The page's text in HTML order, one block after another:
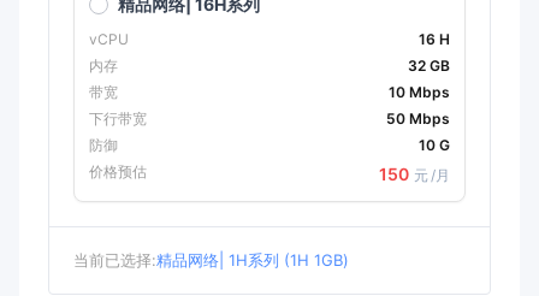
vCPU
16 H
内存
32 GB
带宽
10 Mbps
下行带宽
50 Mbps
防御
10 G
价格预估
150 元 /月
当前已选择:精品网络| 1H系列 (1H 1GB)